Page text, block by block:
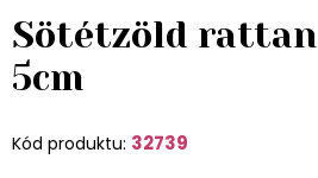
Sötétzöld rattan
5cm
Kód produktu: 32739